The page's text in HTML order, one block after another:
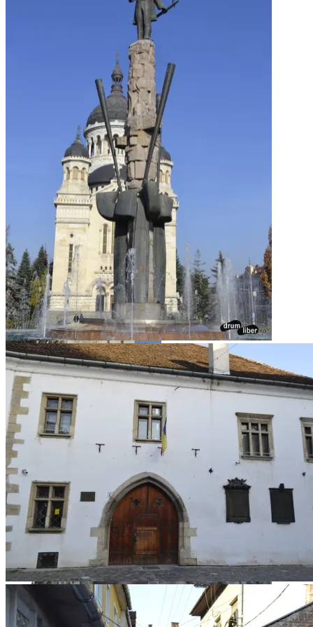
Piața Unirii pe timp de noapte
Biserica Sf. Mihail
statuia lui Avram Iancu
Casa lui Matei Corvin